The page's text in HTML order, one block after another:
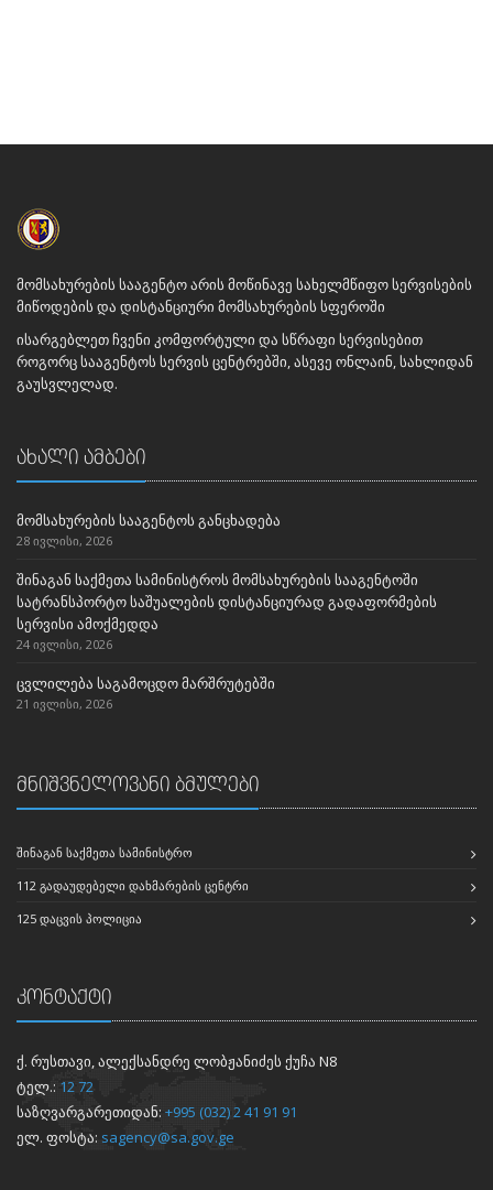
მომსახურების სააგენტო არის მოწინავე სახელმწიფო სერვისების
მიწოდების და დისტანციური მომსახურების სფეროში
ისარგებლეთ ჩვენი კომფორტული და სწრაფი სერვისებით
როგორც სააგენტოს სერვის ცენტრებში, ასევე ონლაინ, სახლიდან
გაუსვლელად.
ახალი ამბები
მომსახურების სააგენტოს განცხადება
28 ივლისი, 2026
შინაგან საქმეთა სამინისტროს მომსახურების სააგენტოში
სატრანსპორტო საშუალების დისტანციურად გადაფორმების
სერვისი ამოქმედდა
24 ივლისი, 2026
ცვლილება საგამოცდო მარშრუტებში
21 ივლისი, 2026
მნიშვნელოვანი ბმულები
ᲨᲘᲜᲐᲒᲐᲜ ᲡᲐᲥᲛᲔᲗᲐ ᲡᲐᲛᲘᲜᲘᲡᲢᲠᲝ
112 ᲒᲐᲓᲐᲣᲓᲔᲑᲔᲚᲘ ᲓᲐᲮᲛᲐᲠᲔᲑᲘᲡ ᲪᲔᲜᲢᲠᲘ
125 ᲓᲐᲪᲕᲘᲡ ᲞᲝᲚᲘᲪᲘᲐ
კონტაქტი
ქ. რუსთავი, ალექსანდრე ლობჟანიძეს ქუჩა N8
ტელ.: 12 72
საზღვარგარეთიდან: +995 (032) 2 41 91 91
ელ. ფოსტა: sagency@sa.gov.ge